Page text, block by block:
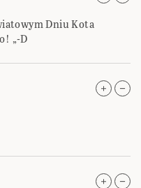
Dniu Kota
„-D